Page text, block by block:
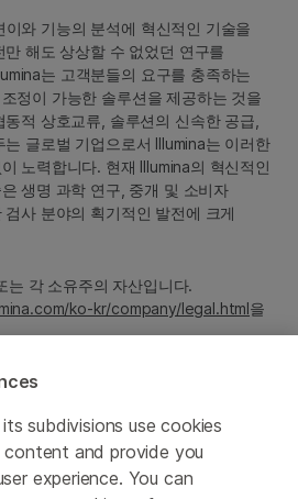
이와 기능의 분석에 혁신적인 기술을
해도 상상할 수 없었던 연구를
는 고객분들의 요구를 충족하는
정이 가능한 솔루션을 제공하는 것을
적 상호교류, 솔루션의 신속한 공급,
글로벌 기업으로서 Illumina는 이러한
노력합니다. 현재 Illumina의 혁신적인
생명 과학 연구, 중개 및 소비자
사 분야의 획기적인 발전에 크게
는 각 소유주의 자산입니다.
ko-kr/company/legal.html을
subdivisions use cookies
and provide you
experience. You can